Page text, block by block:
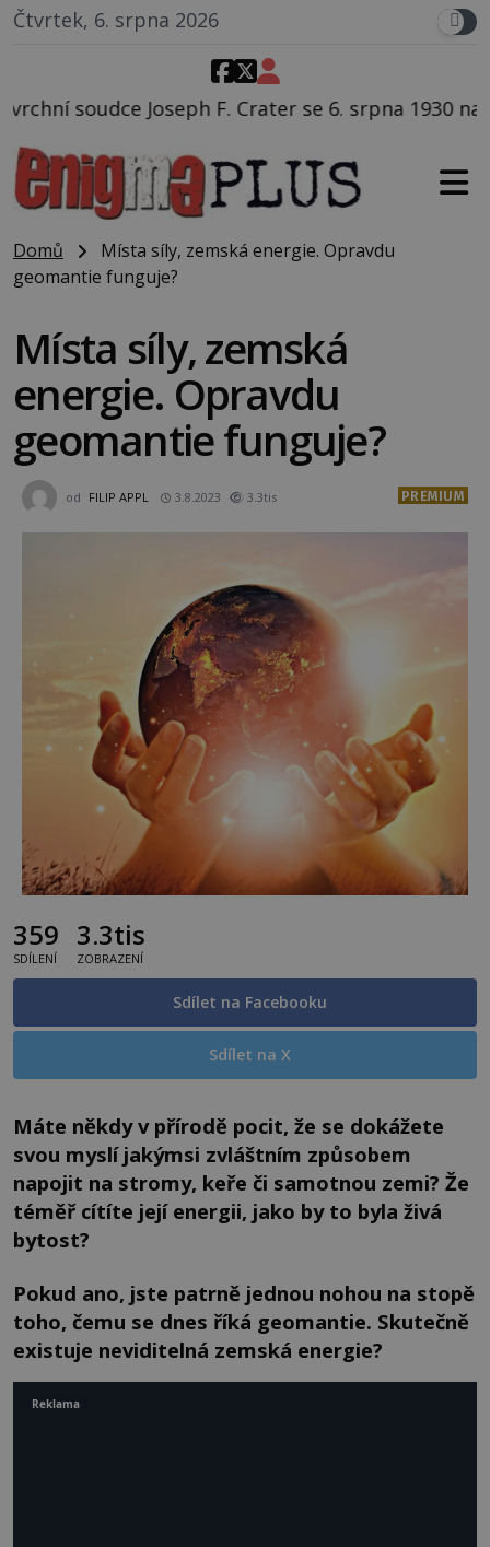
Čtvrtek, 6. srpna 2026
Crater se 6. srpna 1930 navečeří ve své
Domů
Místa síly, zemská energie. Opravdu
geomantie funguje?
Místa síly, zemská
energie. Opravdu
geomantie funguje?
od FILIP APPL 3.8.2023 3.3tis PREMIUM
359
SDÍLENÍ
3.3tis
ZOBRAZENÍ
Sdílet na Facebooku
Sdílet na X
Máte někdy v přírodě pocit, že se dokážete
svou myslí jakýmsi zvláštním způsobem
napojit na stromy, keře či samotnou zemi? Že
téměř cítíte její energii, jako by to byla živá
bytost?
Pokud ano, jste patrně jednou nohou na stopě
toho, čemu se dnes říká geomantie. Skutečně
existuje neviditelná zemská energie?
Reklama